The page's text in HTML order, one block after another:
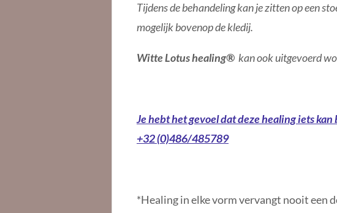
Tijdens de behandeling kan je zitten op een
mogelijk bovenop de kledij.
Witte Lotus healing® kan ook uitgevoerd
Je hebt het gevoel dat deze healing iets
+32 (0)486/485789
*Healing in elke vorm vervangt nooit een